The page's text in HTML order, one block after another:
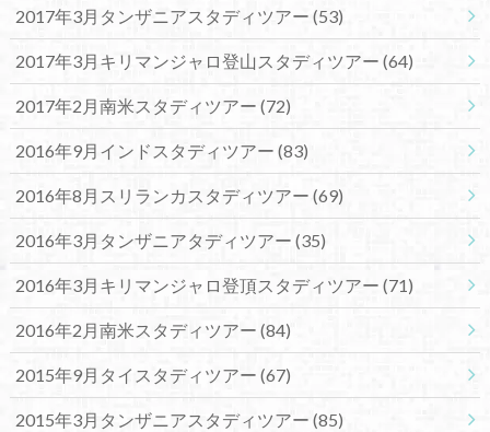
2017年3月タンザニアスタディツアー (53)
2017年3月キリマンジャロ登山スタディツアー (64)
2017年2月南米スタディツアー (72)
2016年9月インドスタディツアー (83)
2016年8月スリランカスタディツアー (69)
2016年3月タンザニアタディツアー (35)
2016年3月キリマンジャロ登頂スタディツアー (71)
2016年2月南米スタディツアー (84)
2015年9月タイスタディツアー (67)
2015年3月タンザニアスタディツアー (85)